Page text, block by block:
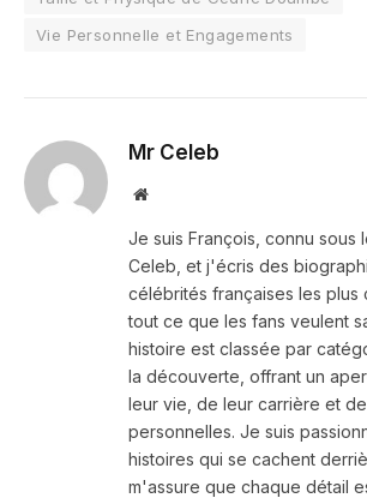
Vie Personnelle et Engagements
Mr Celeb
Website
Je suis François, connu sous
Celeb, et j'écris des
célébrités françaises les plus
tout ce que les fans veulent
histoire est classée par
la découverte, offrant un
leur vie, de leur carrière et
personnelles. Je suis
histoires qui se cachent
m'assure que chaque détail